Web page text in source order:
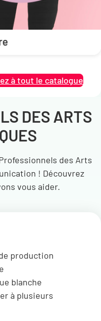
à tout le catalogue
DES ARTS
des Arts
! Découvrez
vous aider.
production
blanche
à plusieurs